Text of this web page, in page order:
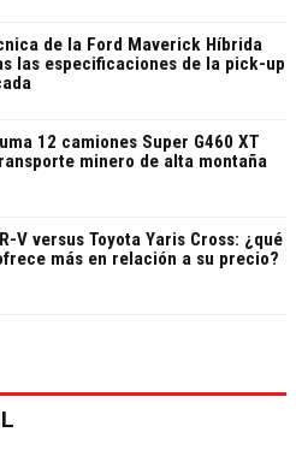
de la Ford Maverick Híbrida
las especificaciones de la pick-up
12 camiones Super G460 XT
minero de alta montaña
V versus Toyota Yaris Cross: ¿qué
más en relación a su precio?